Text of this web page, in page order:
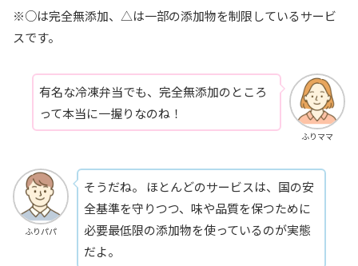
※○は完全無添加、△は一部の添加物を制限しているサービ
スです。
ふりママ
有名な冷凍弁当でも、完全無添加のところ
って本当に一握りなのね！
ふりパパ
そうだね。 ほとんどのサービスは、国の安
全基準を守りつつ、味や品質を保つために
必要最低限の添加物を使っているのが実態
だよ。